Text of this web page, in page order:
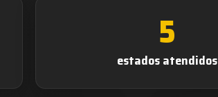
5
estados atendidos